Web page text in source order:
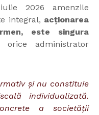
2026 amenzile
integral, acționarea
este singura
administrator
și nu constituie
individualizată.
a societății